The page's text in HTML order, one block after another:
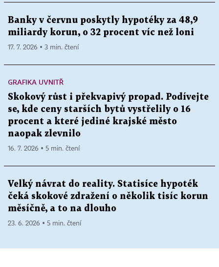
Banky v červnu poskytly hypotéky za 48,9
miliardy korun, o 32 procent víc než loni
17. 7. 2026 ▪ 3 min. čtení
GRAFIKA UVNITŘ
Skokový růst i překvapivý propad. Podívejte
se, kde ceny starších bytů vystřelily o 16
procent a které jediné krajské město
naopak zlevnilo
16. 7. 2026 ▪ 5 min. čtení
Velký návrat do reality. Statisíce hypoték
čeká skokové zdražení o několik tisíc korun
měsíčně, a to na dlouho
23. 6. 2026 ▪ 5 min. čtení